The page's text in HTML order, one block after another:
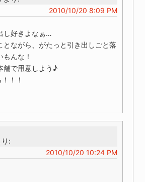
2010/10/20 8:09 PM
し好きよなぁ…
とながら、がたっと引き出しごと落
んな！
舗で用意しよう♪
！！
り:
2010/10/20 10:24 PM